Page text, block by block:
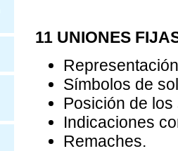
11 UNIONES
Símbolos de
Posición de
Indicaciones
Remaches.